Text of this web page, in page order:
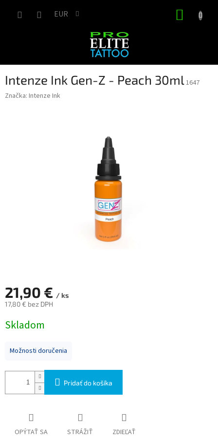
EUR
Intenze Ink Gen-Z - Peach 30ml1647
Značka: Intenze Ink
21,90 € / ks
17,80 € bez DPH
cena:
Skladom
Možnosti doručenia
Pridať do košíka
OPÝTAŤ SA STRÁŽIŤ ZDIEĽAŤ